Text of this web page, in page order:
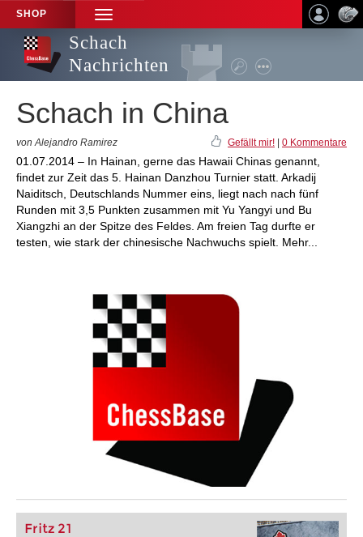
SHOP
TOGGLE
NAVIGATION
Schach
Nachrichten
Schach in China
von Alejandro Ramirez Gefällt mir! 0 Kommentare
01.07.2014 – In Hainan, gerne das Hawaii Chinas genannt,
findet zur Zeit das 5. Hainan Danzhou Turnier statt. Arkadij
Naiditsch, Deutschlands Nummer eins, liegt nach nach fünf
Runden mit 3,5 Punkten zusammen mit Yu Yangyi und Bu
Xiangzhi an der Spitze des Feldes. Am freien Tag durfte er
testen, wie stark der chinesische Nachwuchs spielt. Mehr...
Fritz 21